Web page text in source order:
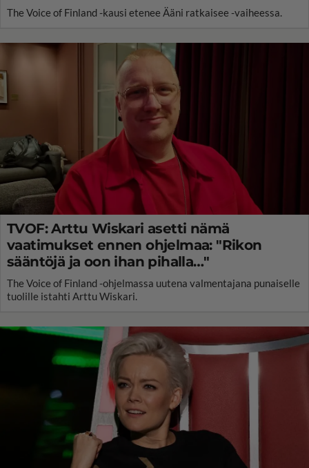
The Voice of Finland -kausi etenee Ääni ratkaisee -vaiheessa.
TVOF: Arttu Wiskari asetti nämä
vaatimukset ennen ohjelmaa: "Rikon
sääntöjä ja oon ihan pihalla…"
The Voice of Finland -ohjelmassa uutena valmentajana punaiselle
tuolille istahti Arttu Wiskari.